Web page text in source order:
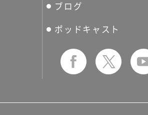
せたおん
友の会
ブログ
ポッドキャスト